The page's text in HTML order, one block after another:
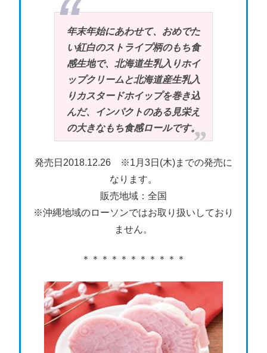
年末年始にあわせて、おめでた
い紅白のストライプ柄のもち食
感生地で、北海道生乳入りホイ
ップクリームと北海道産生乳入
りカスタードホイップを巻き込
んだ、インパクトのある見栄え
の大きなもち食感ロールです。
発売日2018.12.26 ※1月3日(木)までの発売に
なります。
販売地域：全国
※沖縄地域のローソンではお取り扱いしており
ません。
＊＊＊＊＊＊＊＊＊＊＊